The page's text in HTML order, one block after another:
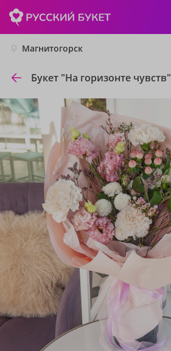
Магнитогорск
Букет "На горизонте чувств"